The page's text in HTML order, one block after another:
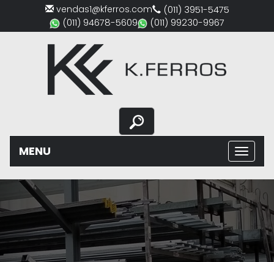
vendas1@kferros.com
(011) 3951-5475
(011) 94678-5609
(011) 99230-9967
MENU
Previous